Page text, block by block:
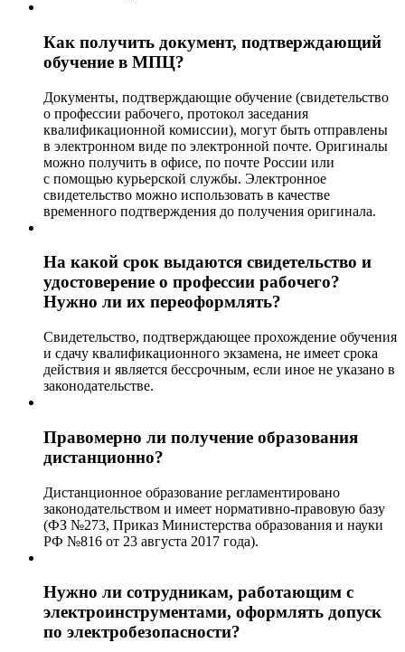
Как получить документ, подтверждающий
обучение в МПЦ?
Документы, подтверждающие обучение (свидетельство
о профессии рабочего, протокол заседания
квалификационной комиссии), могут быть отправлены
в электронном виде по электронной почте. Оригиналы
можно получить в офисе, по почте России или
с помощью курьерской службы. Электронное
свидетельство можно использовать в качестве
временного подтверждения до получения оригинала.
На какой срок выдаются свидетельство и
удостоверение о профессии рабочего?
Нужно ли их переоформлять?
Свидетельство, подтверждающее прохождение обучения
и сдачу квалификационного экзамена, не имеет срока
действия и является бессрочным, если иное не указано в
законодательстве.
Правомерно ли получение образования
дистанционно?
Дистанционное образование регламентировано
законодательством и имеет нормативно-правовую базу
(ФЗ №273, Приказ Министерства образования и науки
РФ №816 от 23 августа 2017 года).
Нужно ли сотрудникам, работающим с
электроинструментами, оформлять допуск
по электробезопасности?